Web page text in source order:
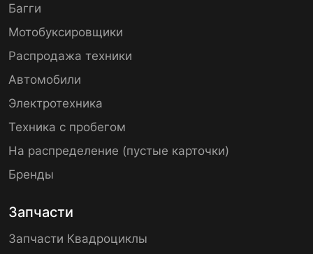
Багги
Мотобуксировщики
Распродажа техники
Автомобили
Электротехника
Техника с пробегом
На распределение (пустые карточки)
Бренды
Запчасти
Запчасти Квадроциклы